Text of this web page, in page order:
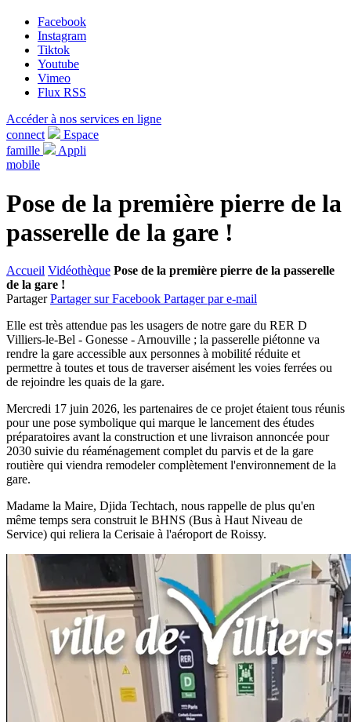
Facebook
Instagram
Tiktok
Youtube
Vimeo
Flux RSS
Accéder à nos services en ligne
connect
Espace
famille
Appli
mobile
Pose de la première pierre de la
passerelle de la gare !
Accueil Vidéothèque Pose de la première pierre de la passerelle
de la gare !
Partager Partager sur Facebook Partager par e-mail
Elle est très attendue pas les usagers de notre gare du RER D
Villiers-le-Bel - Gonesse - Arnouville ; la passerelle piétonne va
rendre la gare accessible aux personnes à mobilité réduite et
permettre à toutes et tous de traverser aisément les voies ferrées ou
de rejoindre les quais de la gare.
Mercredi 17 juin 2026, les partenaires de ce projet étaient tous réunis
pour une pose symbolique qui marque le lancement des études
préparatoires avant la construction et une livraison annoncée pour
2030 suivie du réaménagement complet du parvis et de la gare
routière qui viendra remodeler complètement l'environnement de la
gare.
Madame la Maire, Djida Techtach, nous rappelle de plus qu'en
même temps sera construit le BHNS (Bus à Haut Niveau de
Service) qui reliera la Cerisaie à l'aéroport de Roissy.